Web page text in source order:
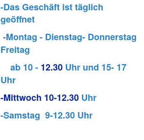
-Das Geschäft ist täglich
geöffnet
-Montag - Dienstag- Donnerstag
Freitag
ab 10 - 12.30 Uhr und 15- 17
Uhr
-Mittwoch 10-12.30 Uhr
-Samstag 9-12.30 Uhr